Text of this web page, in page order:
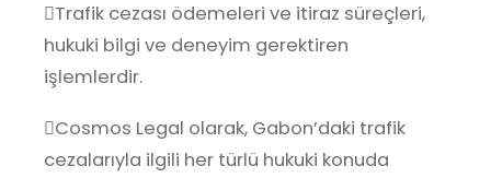
Trafik cezası ödemeleri ve itiraz süreçleri,
hukuki bilgi ve deneyim gerektiren
işlemlerdir.
Cosmos Legal olarak, Gabon’daki trafik
cezalarıyla ilgili her türlü hukuki konuda